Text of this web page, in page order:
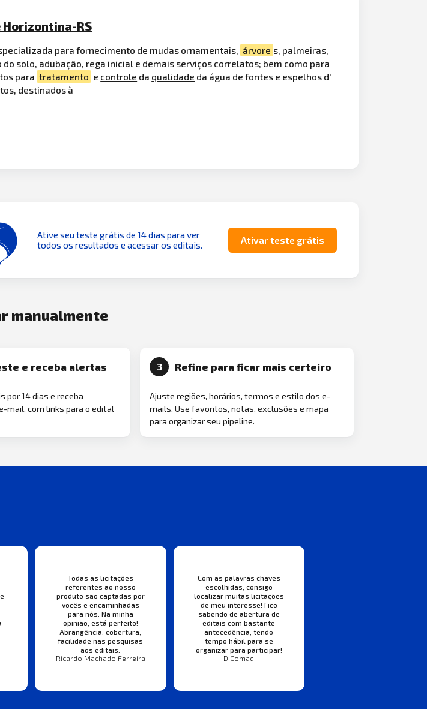
RS
para fornecimento de mudas ornamentais, árvore s, palmeiras,
solo, adubação, rega inicial e demais serviços correlatos; bem como para
para tratamento e controle da qualidade da água de fontes e espelhos d'
destinados à
Ative seu teste grátis de 14 dias para ver
todos os resultados e acessar os editais.
Ativar teste grátis
manualmente
e receba alertas
por 14 dias e receba
mail, com links para o edital
3 Refine para ficar mais certeiro
Ajuste regiões, horários, termos e estilo dos e-
mails. Use favoritos, notas, exclusões e mapa
para organizar seu pipeline.
Todas as licitações
referentes ao nosso
produto são captadas por
vocês e encaminhadas
para nós. Na minha
opinião, está perfeito!
Abrangência, cobertura,
facilidade nas pesquisas
aos editais.
Ricardo Machado Ferreira
Com as palavras chaves
escolhidas, consigo
localizar muitas licitações
de meu interesse! Fico
sabendo de abertura de
editais com bastante
antecedência, tendo
tempo hábil para se
organizar para participar!
D Comaq